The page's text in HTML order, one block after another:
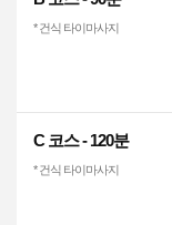
* 건식 타이마사지
C 코스 - 120분
* 건식 타이마사지